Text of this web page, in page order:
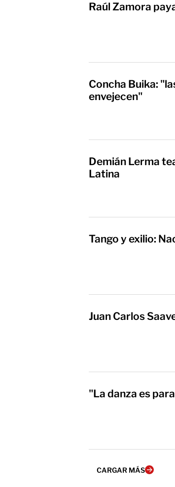
Raúl Zamora
Concha Buika:
envejecen"
Demián Lerma
Latina
Tango y exilio:
Juan Carlos
"La danza es
CARGAR MÁS